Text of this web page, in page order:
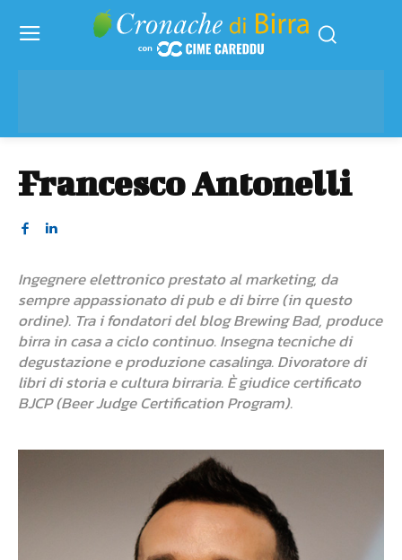
Francesco Antonelli
Ingegnere elettronico prestato al marketing, da
sempre appassionato di pub e di birre (in questo
ordine). Tra i fondatori del blog Brewing Bad, produce
birra in casa a ciclo continuo. Insegna tecniche di
degustazione e produzione casalinga. Divoratore di
libri di storia e cultura birraria. È giudice certificato
BJCP (Beer Judge Certification Program).